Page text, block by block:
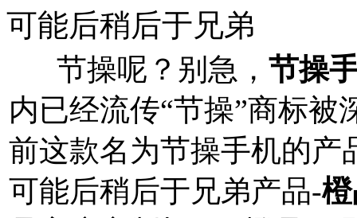
可能后稍后于兄弟
节操呢？别急， 节操
内已经流传“节操”商标
前这款名为节操手机的产
可能后稍后于兄弟产品-